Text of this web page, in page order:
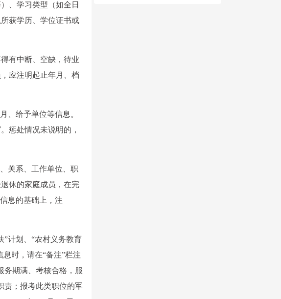
、学习类型（如全日
获学历、学位证书或
有中断、空缺，待业
应注明起止年月、档
、给予单位等信息。
惩处情况未说明的，
关系、工作单位、职
休的家庭成员，在完
息的基础上，注
”计划、“农村义务教育
时，请在“备注”栏注
期满、考核合格，服
责；报考此类职位的军